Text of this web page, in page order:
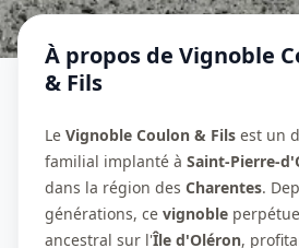
À propos de Vignoble
& Fils
Le Vignoble Coulon & Fils est un
familial implanté à Saint-Pierre-
dans la région des Charentes.
générations, ce vignoble
ancestral sur l'Île d'Oléron,